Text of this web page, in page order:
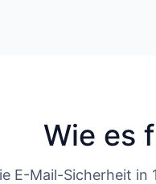
Wie es
E-Mail-Sicherheit